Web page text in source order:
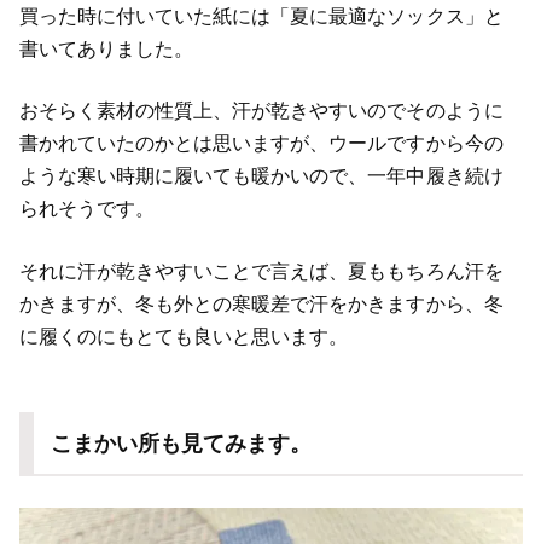
買った時に付いていた紙には「夏に最適なソックス」と
書いてありました。
おそらく素材の性質上、汗が乾きやすいのでそのように
書かれていたのかとは思いますが、ウールですから今の
ような寒い時期に履いても暖かいので、一年中履き続け
られそうです。
それに汗が乾きやすいことで言えば、夏ももちろん汗を
かきますが、冬も外との寒暖差で汗をかきますから、冬
に履くのにもとても良いと思います。
こまかい所も見てみます。